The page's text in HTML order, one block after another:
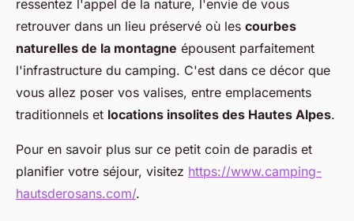
ressentez l'appel de la nature, l'envie de vous
retrouver dans un lieu préservé où les courbes
naturelles de la montagne épousent parfaitement
l'infrastructure du camping. C'est dans ce décor que
vous allez poser vos valises, entre emplacements
traditionnels et locations insolites des Hautes Alpes.
Pour en savoir plus sur ce petit coin de paradis et
planifier votre séjour, visitez https://www.camping-
hautsderosans.com/.